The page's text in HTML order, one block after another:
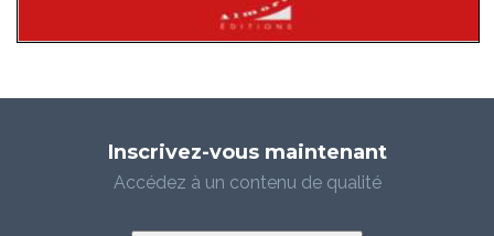
Inscrivez-vous maintenant
Accédez à un contenu de qualité